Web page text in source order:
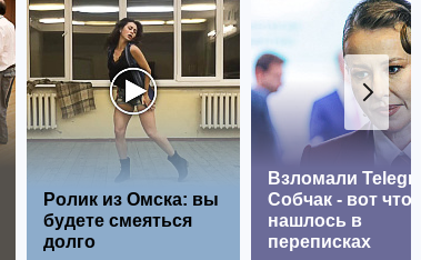
Ролик из Омска: вы
будете смеяться
долго
Взломали
Собчак - вот что
нашлось в
переписках